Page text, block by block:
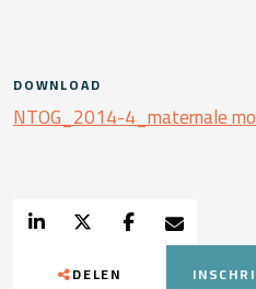
DOWNLOAD
NTOG_2014-4_maternale
DELEN